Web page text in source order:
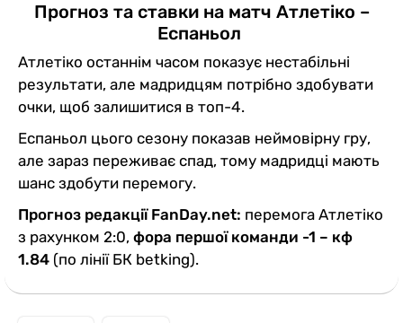
Прогноз та ставки на матч Атлетіко –
Еспаньол
Атлетіко останнім часом показує нестабільні
результати, але мадридцям потрібно здобувати
очки, щоб залишитися в топ-4.
Еспаньол цього сезону показав неймовірну гру,
але зараз переживає спад, тому мадридці мають
шанс здобути перемогу.
Прогноз редакції FanDay.net: перемога Атлетіко
з рахунком 2:0, фора першої команди -1 – кф
1.84 (по лінії БК betking).